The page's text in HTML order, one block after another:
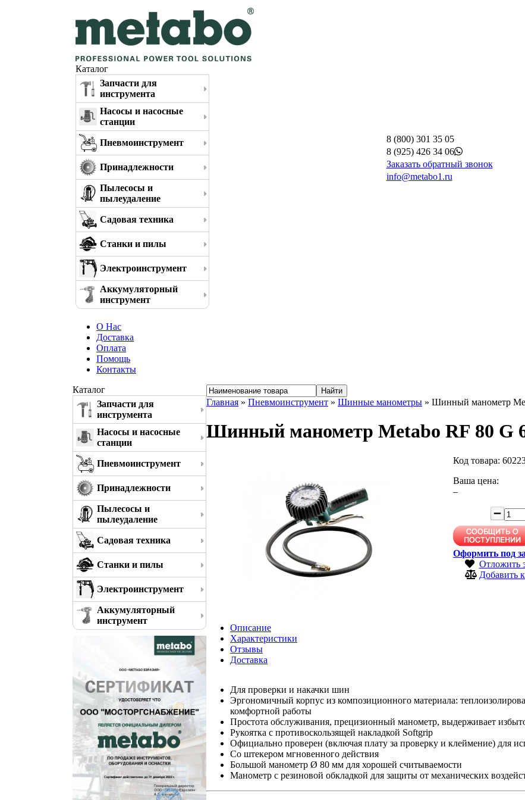
Каталог
Запчасти для
инструмента
Насосы и насосные
станции
Пневмоинструмент
Принадлежности
Пылесосы и
пылеудаление
Садовая техника
Станки и пилы
Электроинструмент
Аккумуляторный
инструмент
8 (800) 301 35 05
8 (925) 426 34 06
Заказать обратный звонок
info@metabo1.ru
О Нас
Доставка
Оплата
Помощь
Контакты
Каталог
Запчасти для
инструмента
Насосы и насосные
станции
Пневмоинструмент
Принадлежности
Пылесосы и
пылеудаление
Садовая техника
Станки и пилы
Электроинструмент
Аккумуляторный
инструмент
Главная » Пневмоинструмент » Шинные манометры » Шинный манометр
Шинный манометр Metabo RF 80 G
Код товара:
Ваша цена:
–
Оформить под
Отложить
Добавить
Описание
Характеристики
Отзывы
Доставка
Для проверки и накачки шин
Эргономичный корпус из композиционного материала:
комфортной работы
Простота обслуживания, прецизионный манометр, выдерживает
Рукоятка с противоскользящей накладкой Softgrip
Официально проверен (включая плату за проверку и клеймение) для
Со штекером мгновенного действия
Большой манометр Ø 80 мм для хорошей считываемости
Манометр с резиновой обкладкой для защиты от механических